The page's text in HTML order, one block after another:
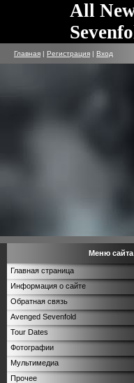
All
Главная | Регистрация | Вход
Меню сайта
Главная страница
Информация о сайте
Обратная связь
Avenged Sevenfold
Tour Dates
Фотографии
Мультимедиа
Прочее